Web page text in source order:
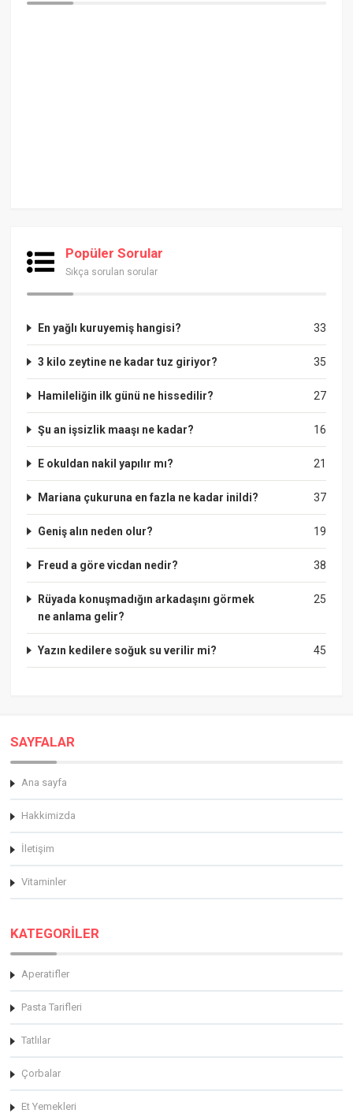
Popüler Sorular
Sıkça sorulan sorular
33
En yağlı kuruyemiş hangisi?
35
3 kilo zeytine ne kadar tuz giriyor?
27
Hamileliğin ilk günü ne hissedilir?
16
Şu an işsizlik maaşı ne kadar?
21
E okuldan nakil yapılır mı?
37
Mariana çukuruna en fazla ne kadar inildi?
19
Geniş alın neden olur?
38
Freud a göre vicdan nedir?
25
Rüyada konuşmadığın arkadaşını görmek
ne anlama gelir?
45
Yazın kedilere soğuk su verilir mi?
SAYFALAR
Ana sayfa
Hakkimizda
İletişim
Vitaminler
KATEGORİLER
Aperatifler
Pasta Tarifleri
Tatlılar
Çorbalar
Et Yemekleri